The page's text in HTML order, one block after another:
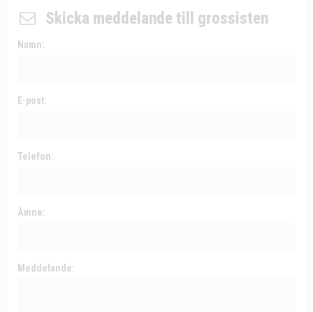
Skicka meddelande till grossisten
Namn:
E-post:
Telefon:
Ämne:
Meddelande: